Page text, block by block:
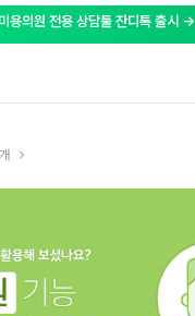
미용의원 전용 상담툴 잔디톡 출시 →